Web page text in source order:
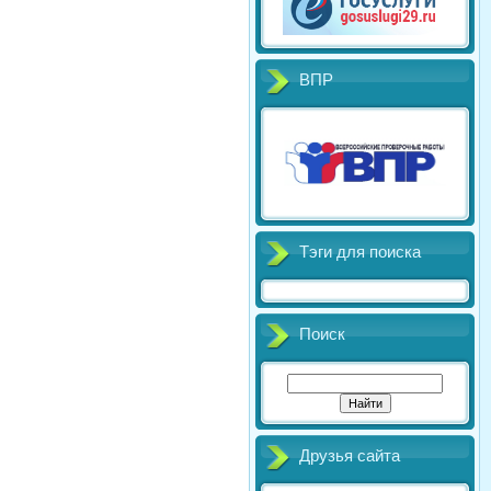
ВПР
Тэги для поиска
Поиск
Друзья сайта